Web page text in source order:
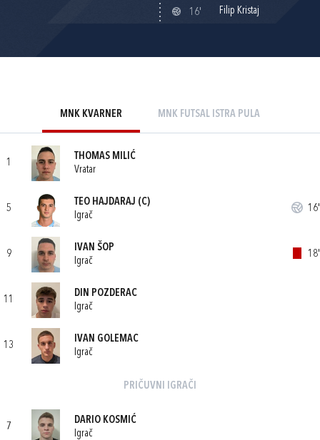
16'
Filip Kristaj
MNK KVARNER MNK FUTSAL ISTRA PULA
1
THOMAS MILIĆ
Vratar
5
TEO HAJDARAJ (C)
Igrač
16'
9
IVAN ŠOP
Igrač
18'
11
DIN POZDERAC
Igrač
13
IVAN GOLEMAC
Igrač
PRIČUVNI IGRAČI
7
DARIO KOSMIĆ
Igrač